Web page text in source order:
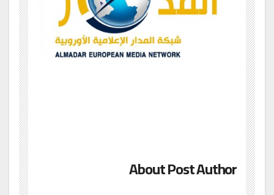
About Post Author